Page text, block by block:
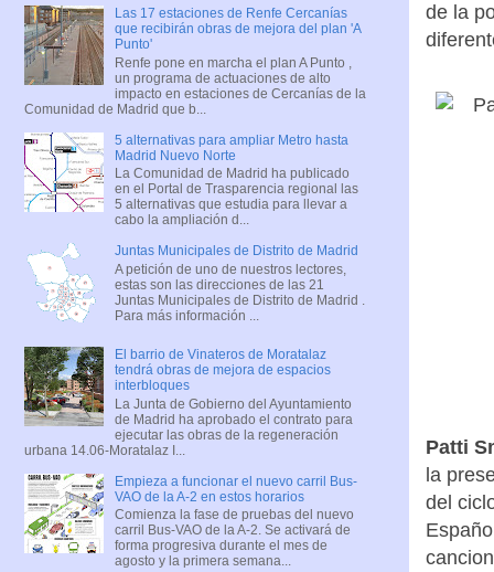
de la
Patti
la
del
Las 17 estaciones de Renfe Cercanías
que recibirán obras de mejora del plan 'A
Punto'
Renfe pone en marcha el plan A Punto ,
un programa de actuaciones de alto
impacto en estaciones de Cercanías de la
Comunidad de Madrid que b...
5 alternativas para ampliar Metro hasta
Madrid Nuevo Norte
La Comunidad de Madrid ha publicado
en el Portal de Trasparencia regional las
5 alternativas que estudia para llevar a
cabo la ampliación d...
Juntas Municipales de Distrito de Madrid
A petición de uno de nuestros lectores,
estas son las direcciones de las 21
Juntas Municipales de Distrito de Madrid .
Para más información ...
El barrio de Vinateros de Moratalaz
tendrá obras de mejora de espacios
interbloques
La Junta de Gobierno del Ayuntamiento
de Madrid ha aprobado el contrato para
ejecutar las obras de la regeneración
urbana 14.06-Moratalaz I...
Empieza a funcionar el nuevo carril Bus-
VAO de la A-2 en estos horarios
Comienza la fase de pruebas del nuevo
carril Bus-VAO de la A-2. Se activará de
forma progresiva durante el mes de
agosto y la primera semana...